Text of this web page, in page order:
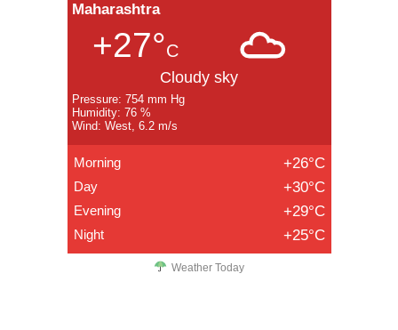
Maharashtra
+27°C
Cloudy sky
Pressure: 754 mm Hg
Humidity: 76 %
Wind: West, 6.2 m/s
Morning +26°C
Day +30°C
Evening +29°C
Night +25°C
Weather Today